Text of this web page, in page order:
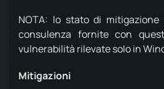
NOTA: lo stato di
consulenza fornite con
vulnerabilità rilevate solo in
Mitigazioni